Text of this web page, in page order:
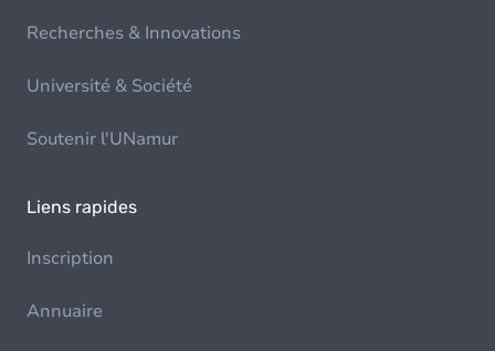
Recherches & Innovations
Université & Société
Soutenir l'UNamur
Liens rapides
Inscription
Annuaire